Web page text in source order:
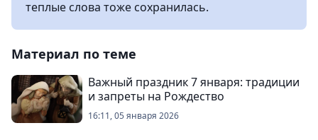
теплые слова тоже сохранилась.
Материал по теме
Важный праздник 7 января: традиции
и запреты на Рождество
16:11, 05 января 2026